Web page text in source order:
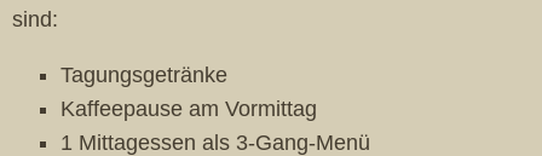
sind:
Tagungsgetränke
Kaffeepause am Vormittag
1 Mittagessen als 3-Gang-Menü